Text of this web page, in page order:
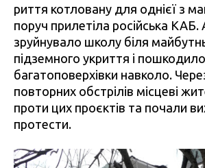
риття котловану для однієї з
поруч прилетіла російська КАБ.
зруйнувало школу біля
підземного укриття і пошкодило
багатоповерхівки навколо.
повторних обстрілів місцеві
проти цих проєктів та почали
протести.